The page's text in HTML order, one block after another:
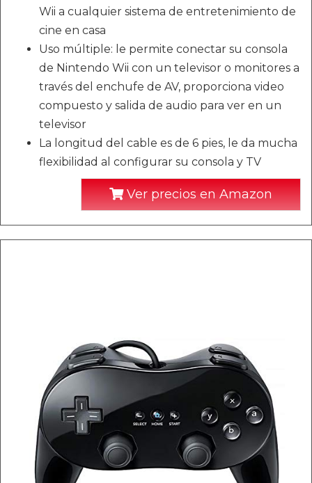
Wii a cualquier sistema de entretenimiento de
cine en casa
Uso múltiple: le permite conectar su consola
de Nintendo Wii con un televisor o monitores a
través del enchufe de AV, proporciona video
compuesto y salida de audio para ver en un
televisor
La longitud del cable es de 6 pies, le da mucha
flexibilidad al configurar su consola y TV
Ver precios en Amazon